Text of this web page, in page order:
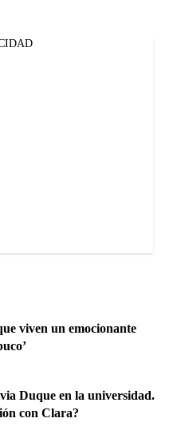
viven un emocionante
Duque en la universidad.
con Clara?